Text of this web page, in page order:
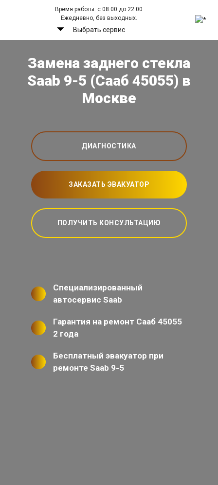
Время работы: с 08:00 до 22:00
Ежедневно, без выходных.
Выбрать сервис
Замена заднего стекла
Saab 9-5 (Сааб 45055) в
Москве
ДИАГНОСТИКА
ЗАКАЗАТЬ ЭВАКУАТОР
ПОЛУЧИТЬ КОНСУЛЬТАЦИЮ
Специализированный
автосервис Saab
Гарантия на ремонт Сааб 45055
2 года
Бесплатный эвакуатор при
ремонте Saab 9-5